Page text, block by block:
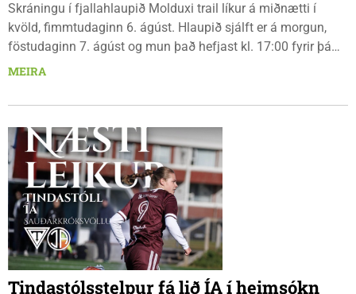
Skráningu í fjallahlaupið Molduxi trail líkur á miðnætti í
kvöld, fimmtudaginn 6. ágúst. Hlaupið sjálft er á morgun,
föstudaginn 7. ágúst og mun það hefjast kl. 17:00 fyrir þá
keppendur sem ætla sér 20 km em kl. 18:00 fyrir 12 km
fjölbrautaskólans en þar er líka komið í mark þannig
styðja hlauparana áfram.
MEIRA
Tindastólsstelpur fá lið ÍA í heimsókn